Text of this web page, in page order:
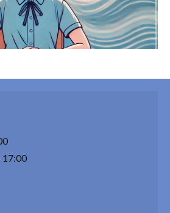
17:00